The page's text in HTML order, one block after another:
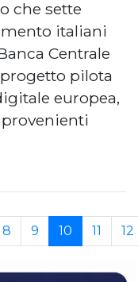
che sette
italiani
Centrale
pilota
europea,
8 9 10 11 12